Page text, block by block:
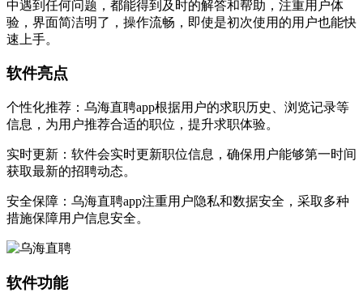
中遇到任何问题，都能得到及时的解答和帮助，注重用户体
验，界面简洁明了，操作流畅，即使是初次使用的用户也能快
速上手。
软件亮点
个性化推荐：乌海直聘app根据用户的求职历史、浏览记录等
信息，为用户推荐合适的职位，提升求职体验。
实时更新：软件会实时更新职位信息，确保用户能够第一时间
获取最新的招聘动态。
安全保障：乌海直聘app注重用户隐私和数据安全，采取多种
措施保障用户信息安全。
软件功能